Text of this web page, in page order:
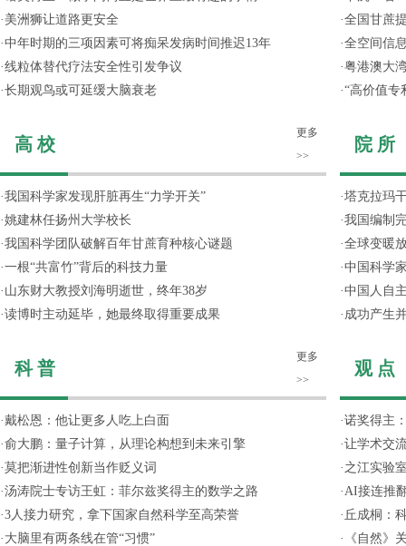
· 美洲狮让道路更安全
·中年时期的三项因素可将痴呆发病时间推迟13年
·线粒体替代疗法安全性引发争议
·长期观鸟或可延缓大脑衰老
高 校
更多
>>
·我国科学家发现肝脏再生“力学开关”
·姚建林任扬州大学校长
·我国科学团队破解百年甘蔗育种核心谜题
·一根“共富竹”背后的科技力量
· 山东财大教授刘海明逝世，终年38岁
·读博时主动延毕，她最终取得重要成果
科 普
更多
>>
·戴松恩：他让更多人吃上白面
·俞大鹏：量子计算，从理论构想到未来引擎
·莫把渐进性创新当作贬义词
·汤涛院士专访王虹：菲尔兹奖得主的数学之路
·3人接力研究，拿下国家自然科学至高荣誉
· 大脑里有两条线在管“习惯”
·全国甘蔗
·全空间信
·粤港澳大
·“高价值专
院 所
·塔克拉玛
·我国编制
·全球变暖
·中国科学
·中国人自
· 成功产生
观 点
·诺奖得主
·让学术交
· 之江实验
·AI接连推
· 丘成桐：
·
《自然》